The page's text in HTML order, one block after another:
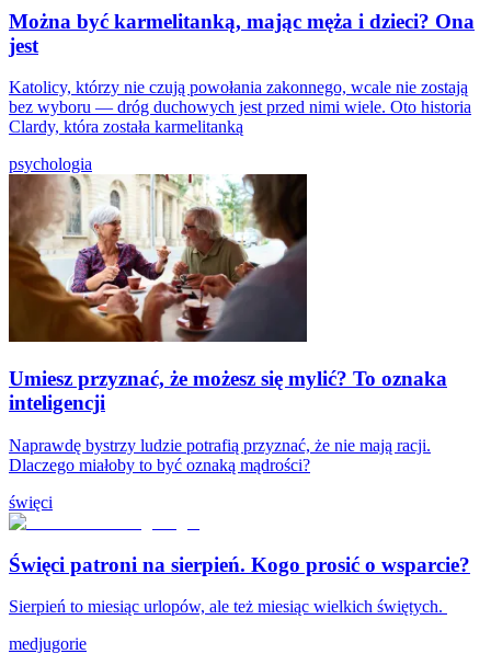
Można być karmelitanką, mając męża i dzieci? Ona
jest
Katolicy, którzy nie czują powołania zakonnego, wcale nie zostają
bez wyboru — dróg duchowych jest przed nimi wiele. Oto historia
Clardy, która została karmelitanką
psychologia
Umiesz przyznać, że możesz się mylić? To oznaka
inteligencji
Naprawdę bystrzy ludzie potrafią przyznać, że nie mają racji.
Dlaczego miałoby to być oznaką mądrości?
święci
Święci patroni na sierpień. Kogo prosić o wsparcie?
Sierpień to miesiąc urlopów, ale też miesiąc wielkich świętych.
medjugorie